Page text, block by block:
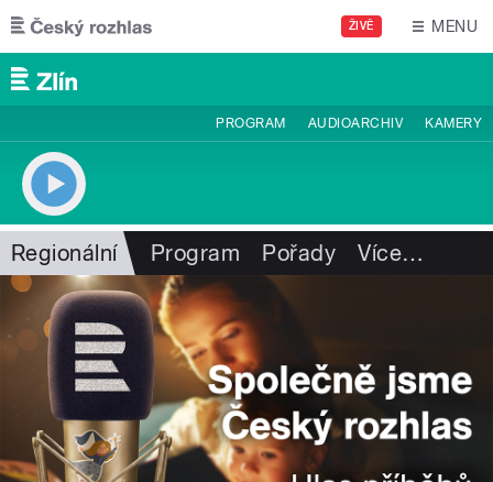
Přejít k hlavnímu obsahu
ŽIVĚ MENU
PROGRAM AUDIOARCHIV KAMERY
Regionální Program Pořady Více…